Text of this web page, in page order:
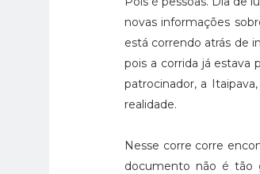
novas informações
está correndo atrás de
pois a corrida já
patrocinador, a
realidade.
Nesse corre corre
documento não é tão